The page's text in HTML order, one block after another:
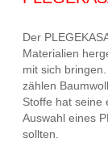
Der
Materialien
mit sich
zählen
Stoffe hat seine
Auswahl eines
sollten.